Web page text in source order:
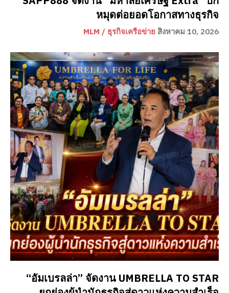
หมุดต่อยอดโอกาสทางธุรกิจ
MLM / ธุรกิจเครือข่าย สิงหาคม 10, 2026
“อัมเบรลล่า” จัดงาน UMBRELLA TO STAR